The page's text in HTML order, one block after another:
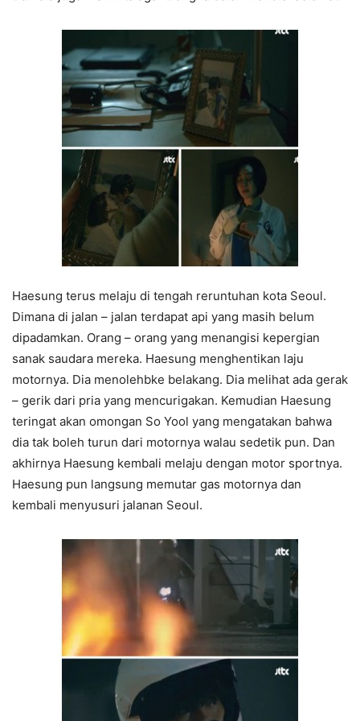
Haesung terus melaju di tengah reruntuhan kota Seoul.
Dimana di jalan – jalan terdapat api yang masih belum
dipadamkan. Orang – orang yang menangisi kepergian
sanak saudara mereka. Haesung menghentikan laju
motornya. Dia menolehbke belakang. Dia melihat ada gerak
– gerik dari pria yang mencurigakan. Kemudian Haesung
teringat akan omongan So Yool yang mengatakan bahwa
dia tak boleh turun dari motornya walau sedetik pun. Dan
akhirnya Haesung kembali melaju dengan motor sportnya.
Haesung pun langsung memutar gas motornya dan
kembali menyusuri jalanan Seoul.